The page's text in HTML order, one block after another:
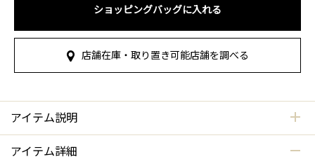
ショッピングバッグに入れる
店舗在庫・取り置き可能店舗を調べる
アイテム説明
アイテム詳細